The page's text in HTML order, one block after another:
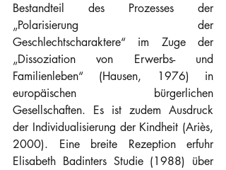
Bestandteil des Prozesses der
„Polarisierung der
Geschlechtscharaktere“ im Zuge der
„Dissoziation von Erwerbs- und
Familienleben“ (Hausen, 1976) in
europäischen bürgerlichen
Gesellschaften. Es ist zudem Ausdruck
der Individualisierung der Kindheit (Ariès,
2000). Eine breite Rezeption erfuhr
Elisabeth Badinters Studie (1988) über